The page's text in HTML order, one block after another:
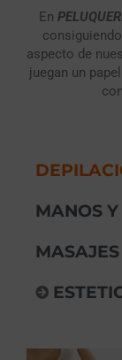
En
aspecto de
juegan un
MANOS
MASAJES